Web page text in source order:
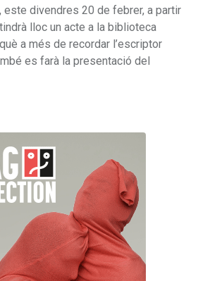
este divendres 20 de febrer, a partir
lloc un acte a la biblioteca
a més de recordar l’escriptor
es farà la presentació del